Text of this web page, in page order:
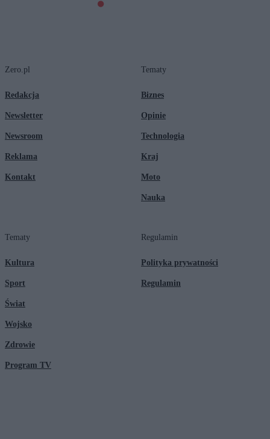
Zero.pl
Redakcja
Newsletter
Newsroom
Reklama
Kontakt
Tematy
Biznes
Opinie
Technologia
Kraj
Moto
Nauka
Tematy
Kultura
Sport
Świat
Wojsko
Zdrowie
Program TV
Regulamin
Polityka prywatności
Regulamin